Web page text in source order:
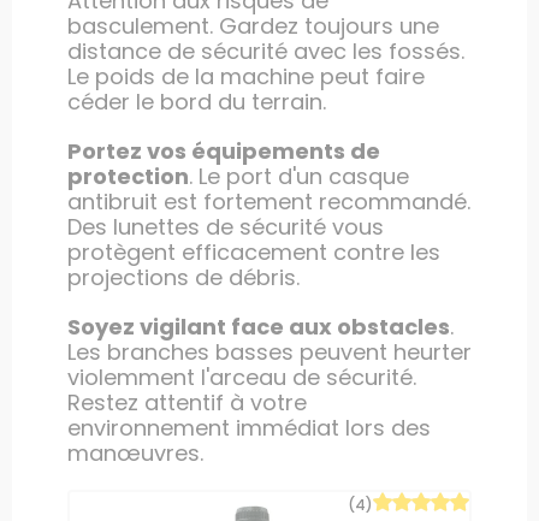
basculement. Gardez toujours une
distance de sécurité avec les fossés.
Le poids de la machine peut faire
céder le bord du terrain.
Portez vos équipements de
protection. Le port d'un casque
antibruit est fortement recommandé.
Des lunettes de sécurité vous
protègent efficacement contre les
projections de débris.
Soyez vigilant face aux obstacles.
Les branches basses peuvent heurter
violemment l'arceau de sécurité.
Restez attentif à votre
environnement immédiat lors des
manœuvres.
(4)